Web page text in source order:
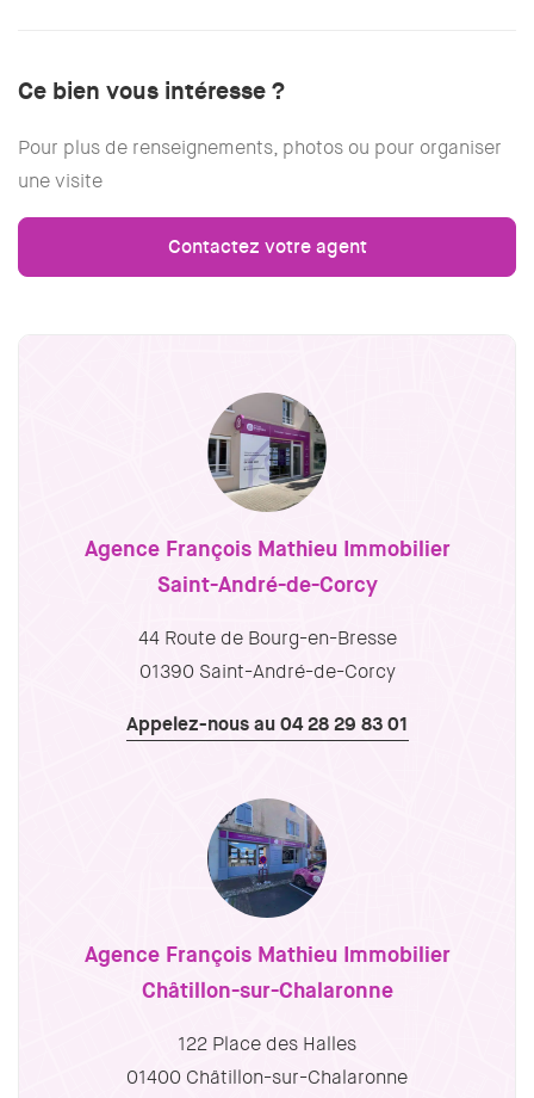
Ce bien vous intéresse ?
Pour plus de renseignements, photos ou pour organiser
une visite
Contactez votre agent
Agence François Mathieu Immobilier
Saint-André-de-Corcy
44 Route de Bourg-en-Bresse
01390 Saint-André-de-Corcy
Appelez-nous au 04 28 29 83 01
Agence François Mathieu Immobilier
Châtillon-sur-Chalaronne
122 Place des Halles
01400 Châtillon-sur-Chalaronne